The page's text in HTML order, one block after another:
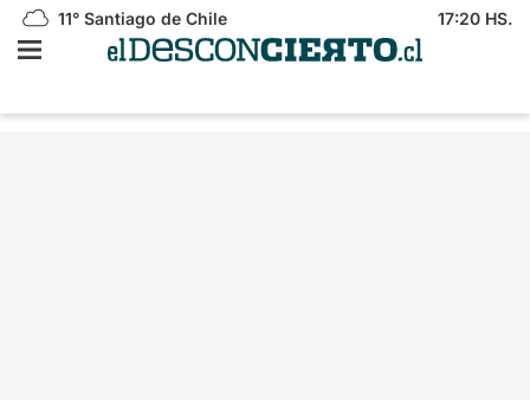
11° Santiago de Chile 17:20 HS.